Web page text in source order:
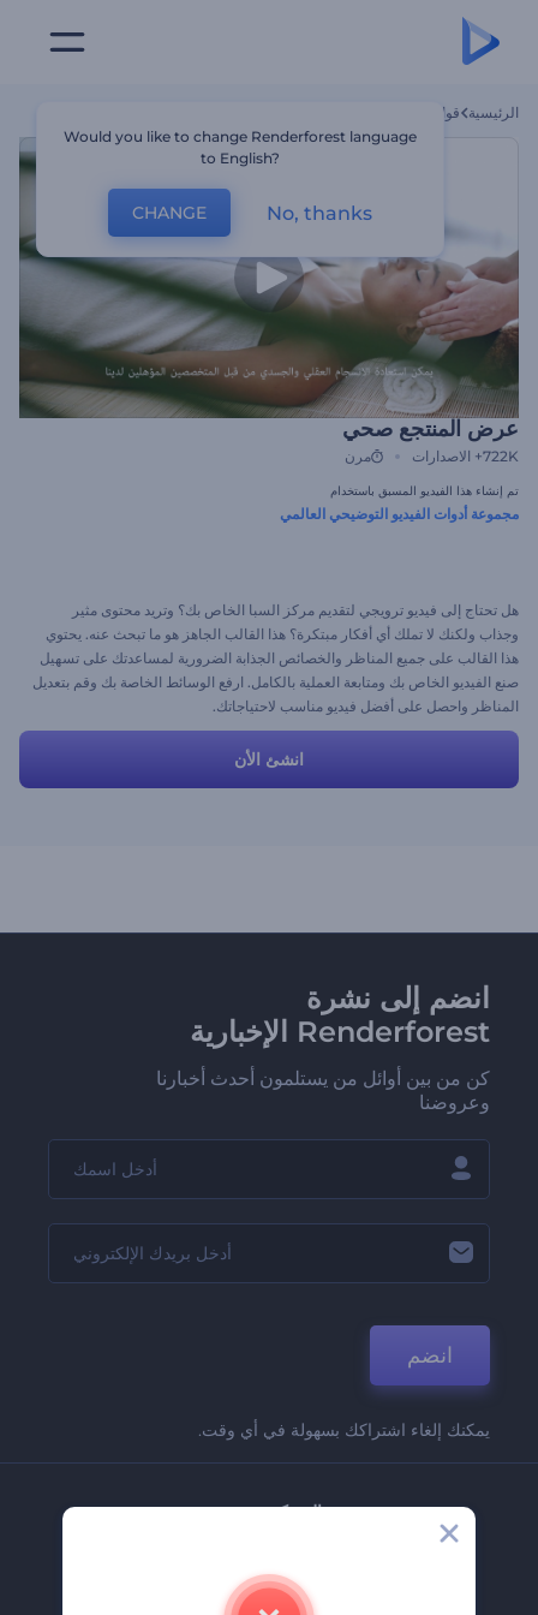
الرئيسية قوالب
عرض المنتجع صحي
722K+ الاصدارات مرن
تم إنشاء هذا الفيديو المسبق باستخدام
مجموعة أدوات الفيديو التوضيحي العالمي
هل تحتاج إلى فيديو ترويجي لتقديم مركز السبا الخاص بك؟ وتريد محتوى مثير
وجذاب ولكنك لا تملك أي أفكار مبتكرة؟ هذا القالب الجاهز هو ما تبحث عنه. يحتوي
هذا القالب على جميع المناظر والخصائص الجذابة الضرورية لمساعدتك على تسهيل
صنع الفيديو الخاص بك ومتابعة العملية بالكامل. ارفع الوسائط الخاصة بك وقم بتعديل
المناظر واحصل على أفضل فيديو مناسب لاحتياجاتك.
انشئ الأن
انضم إلى نشرة
Renderforest الإخبارية
كن من بين أوائل من يستلمون أحدث أخبارنا
وعروضنا
انضم
يمكنك إلغاء اشتراكك بسهولة في أي وقت.
الشركة
اتصل بنا
Would you like to change Renderforest language
to English?
CHANGE No, thanks